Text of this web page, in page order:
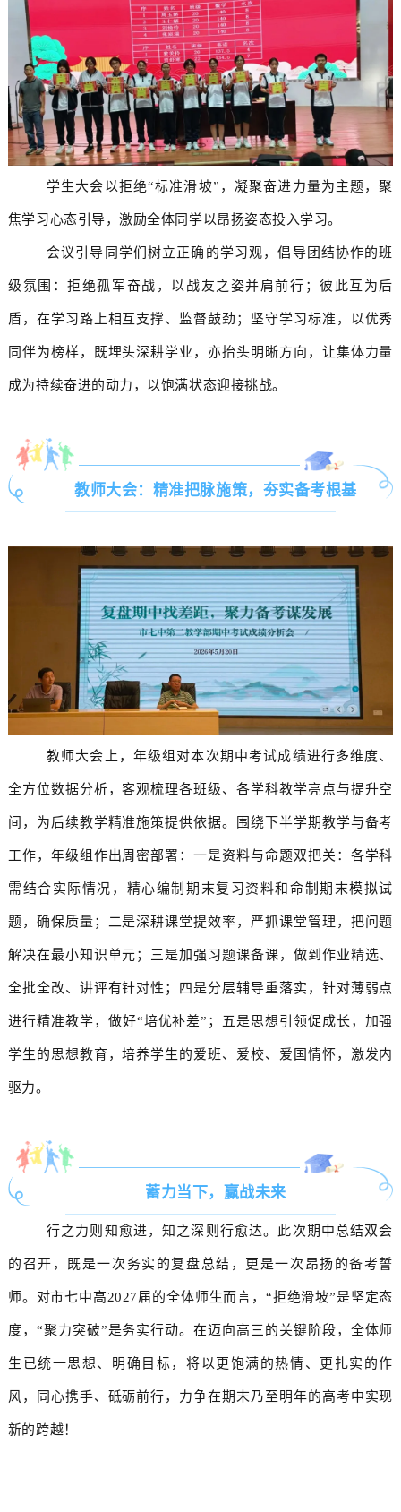
学生大会以拒绝“标准滑坡”，凝聚奋进力量为主题，聚
焦学习心态引导，激励全体同学以昂扬姿态投入学习。
会议引导同学们树立正确的学习观，倡导团结协作的班
级氛围：拒绝孤军奋战，以战友之姿并肩前行；彼此互为后
盾，在学习路上相互支撑、监督鼓劲；坚守学习标准，以优秀
同伴为榜样，既埋头深耕学业，亦抬头明晰方向，让集体力量
成为持续奋进的动力，以饱满状态迎接挑战。
教师大会：精准把脉施策，夯实备考根基
教师大会上，年级组对本次期中考试成绩进行多维度、
全方位数据分析，客观梳理各班级、各学科教学亮点与提升空
间，为后续教学精准施策提供依据。围绕下半学期教学与备考
工作，年级组作出周密部署：一是资料与命题双把关：各学科
需结合实际情况，精心编制期末复习资料和命制期末模拟试
题，确保质量；二是深耕课堂提效率，严抓课堂管理，把问题
解决在最小知识单元；三是加强习题课备课，做到作业精选、
全批全改、讲评有针对性；四是分层辅导重落实，针对薄弱点
进行精准教学，做好“培优补差”；五是思想引领促成长，加强
学生的思想教育，培养学生的爱班、爱校、爱国情怀，激发内
驱力。
蓄力当下，赢战未来
行之力则知愈进，知之深则行愈达。此次期中总结双会
的召开，既是一次务实的复盘总结，更是一次昂扬的备考誓
师。对市七中高2027届的全体师生而言，“拒绝滑坡”是坚定态
度，“聚力突破”是务实行动。在迈向高三的关键阶段，全体师
生已统一思想、明确目标，将以更饱满的热情、更扎实的作
风，同心携手、砥砺前行，力争在期末乃至明年的高考中实现
新的跨越！